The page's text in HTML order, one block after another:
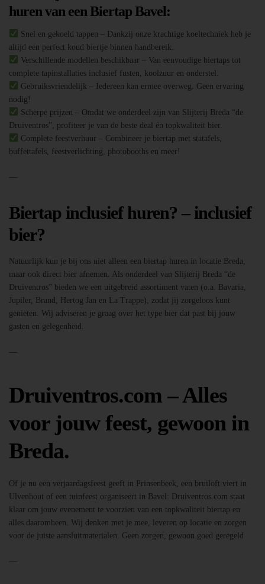
huren van een Biertap Bavel:
Snel en gekoeld tappen – Dankzij onze krachtige koeltechniek heb je
altijd een perfect koud biertje binnen handbereik.
Verschillende modellen beschikbaar – Van eenvoudige biertaps tot
complete tapinstallaties inclusief fusten, koolzuur en onderstel.
Gebruiksvriendelijk – Iedereen kan ermee overweg. Geen ervaring
nodig!
Scherpe prijzen – Omdat we onderdeel zijn van Slijterij Breda “de
Druiventros”, profiteer je van de beste deal én topkwaliteit bier.
Complete feestverhuur – Combineer je biertap met statafels,
buffettafels, feestverlichting, photobooths en meer!
—
Biertap inclusief huren? – inclusief
bier?
Natuurlijk kun je bij ons niet alleen een biertap huren in locatie Breda,
maar ook direct bier afnemen. Als onderdeel van Slijterij Breda “de
Druiventros” bieden we een uitgebreid assortiment vaten (o.a. Bavaria,
Jupiler, Brand, Hertog Jan en La Trappe), zodat jij zorgeloos kunt
genieten. Wij adviseren je graag over het type bier dat past bij jouw
gasten en gelegenheid.
—
Druiventros.com – Alles
voor jouw feest, gewoon in
Breda.
Of je nu een verjaardagsfeest geeft in Prinsenbeek, een bruiloft viert in
Ulvenhout of een tuinfeest organiseert in Bavel: Druiventros.com staat
klaar om jouw evenement te voorzien van een topkwaliteit biertap en
alles daaromheen. Wij denken met je mee, leveren op locatie en zorgen
voor de juiste aansluitmaterialen. Geen zorgen, gewoon goed geregeld.
—